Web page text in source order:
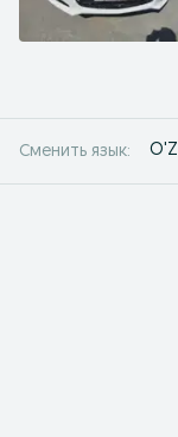
Сменить язык: O'Z